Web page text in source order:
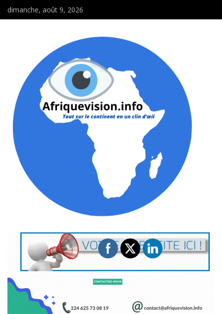
dimanche, août 9, 2026